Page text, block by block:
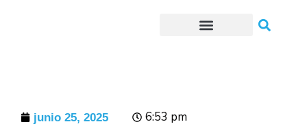
junio 25, 2025 6:53 pm